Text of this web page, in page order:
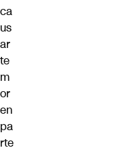
ca
us
ar
te
m
or
en
pa
rte